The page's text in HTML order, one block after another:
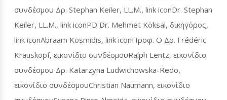
συνδέσμου Δρ. Stephan Keiler, LL.M., link iconDr. Stephan
Keiler, LL.M., link iconPD Dr. Mehmet Köksal, δικηγόρος,
link iconAbraam Kosmidis, link iconΠροφ. Ο Δρ. Frédéric
Krauskopf, εικονίδιο συνδέσμουRalph Lentz, εικονίδιο
συνδέσμου Δρ. Katarzyna Ludwichowska-Redo,
εικονίδιο συνδέσμουChristian Naumann, εικονίδιο